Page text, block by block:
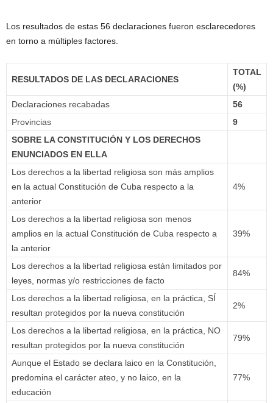
Los resultados de estas 56 declaraciones fueron esclarecedores
en torno a múltiples factores.
RESULTADOS DE LAS DECLARACIONES
TOTAL
(%)
Declaraciones recabadas
56
Provincias
9
SOBRE LA CONSTITUCIÓN Y LOS DERECHOS
ENUNCIADOS EN ELLA
Los derechos a la libertad religiosa son más amplios
en la actual Constitución de Cuba respecto a la
anterior
4%
Los derechos a la libertad religiosa son menos
amplios en la actual Constitución de Cuba respecto a
la anterior
39%
Los derechos a la libertad religiosa están limitados por
leyes, normas y/o restricciones de facto
84%
Los derechos a la libertad religiosa, en la práctica, SÍ
resultan protegidos por la nueva constitución
2%
Los derechos a la libertad religiosa, en la práctica, NO
resultan protegidos por la nueva constitución
79%
Aunque el Estado se declara laico en la Constitución,
predomina el carácter ateo, y no laico, en la
educación
77%